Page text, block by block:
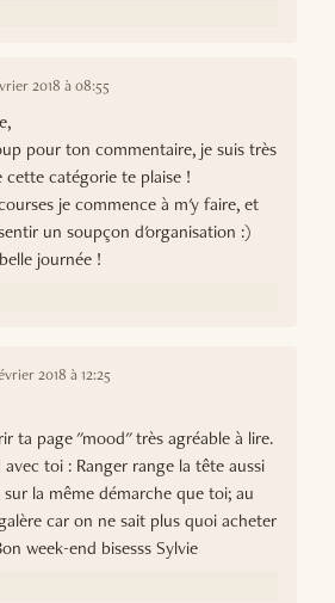
2018 à 08:55
pour ton commentaire, je suis très
cette catégorie te plaise !
je commence à m'y faire, et
un soupçon d'organisation :)
journée !
2018 à 12:25
ta page "mood" très agréable à lire.
toi : Ranger range la tête aussi
la même démarche que toi; au
car on ne sait plus quoi acheter
week-end bisesss Sylvie